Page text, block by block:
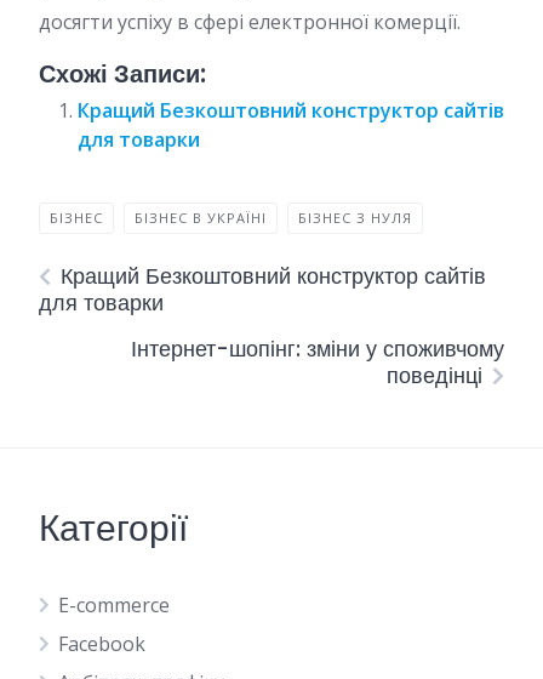
досягти успіху в сфері електронної комерції.
Схожі Записи:
Кращий Безкоштовний конструктор сайтів
для товарки
БІЗНЕС БІЗНЕС В УКРАЇНІ БІЗНЕС З НУЛЯ
Кращий Безкоштовний конструктор сайтів
для товарки
Інтернет-шопінг: зміни у споживчому
поведінці
Категорії
E-commerce
Facebook